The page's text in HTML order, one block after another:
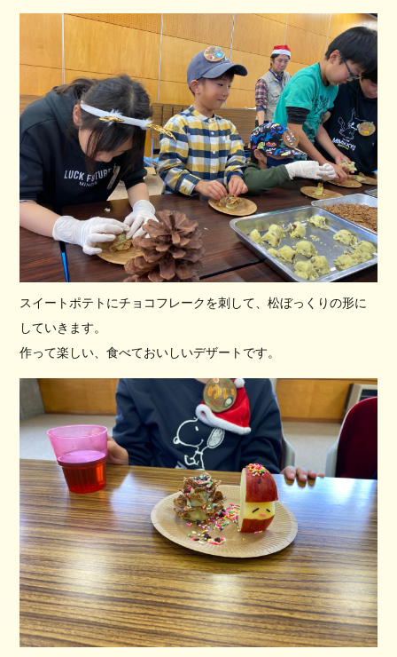
スイートポテトにチョコフレークを刺して、松ぼっくりの形に
していきます。
作って楽しい、食べておいしいデザートです。